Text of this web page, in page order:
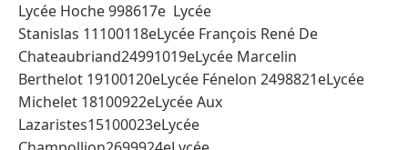
Lycée Hoche 998617e Lycée
Stanislas 11100118eLycée François René De
Chateaubriand24991019eLycée Marcelin
Berthelot 19100120eLycée Fénelon 2498821eLycée
Michelet 18100922eLycée Aux
Lazaristes15100023eLycée